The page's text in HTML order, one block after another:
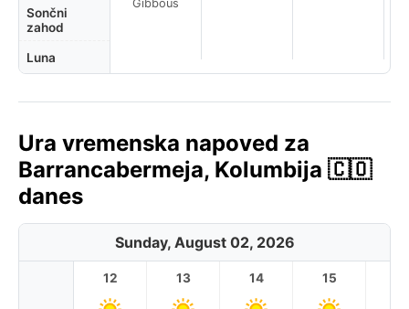
Sončni
zahod
Luna
Gibbous
Ura vremenska napoved za
Barrancabermeja, Kolumbija 🇨🇴
danes
Sunday, August 02, 2026
12 13 14 15